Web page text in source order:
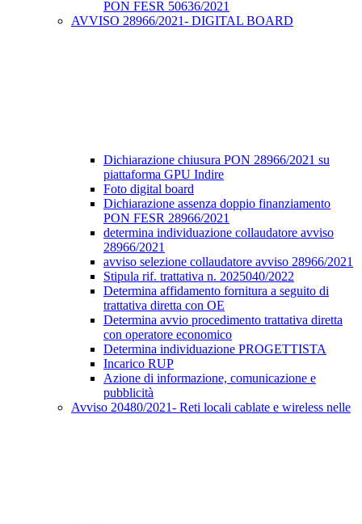
PON FESR 50636/2021
AVVISO 28966/2021- DIGITAL BOARD
Dichiarazione chiusura PON 28966/2021 su
piattaforma GPU Indire
Foto digital board
Dichiarazione assenza doppio finanziamento
PON FESR 28966/2021
determina individuazione collaudatore avviso
28966/2021
avviso selezione collaudatore avviso 28966/2021
Stipula rif. trattativa n. 2025040/2022
Determina affidamento fornitura a seguito di
trattativa diretta con OE
Determina avvio procedimento trattativa diretta
con operatore economico
Determina individuazione PROGETTISTA
Incarico RUP
Azione di informazione, comunicazione e
pubblicità
Avviso 20480/2021- Reti locali cablate e wireless nelle